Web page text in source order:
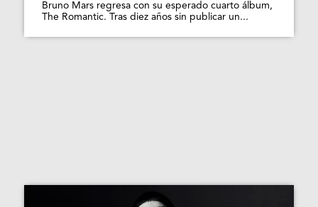
Bruno Mars regresa con su esperado cuarto álbum,
The Romantic. Tras diez años sin publicar un...